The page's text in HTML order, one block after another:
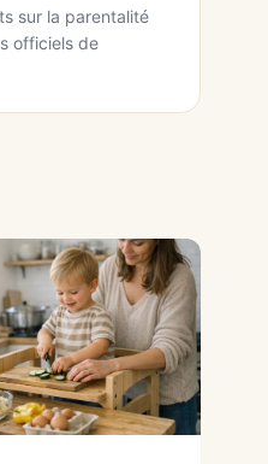
sur la parentalité
officiels de